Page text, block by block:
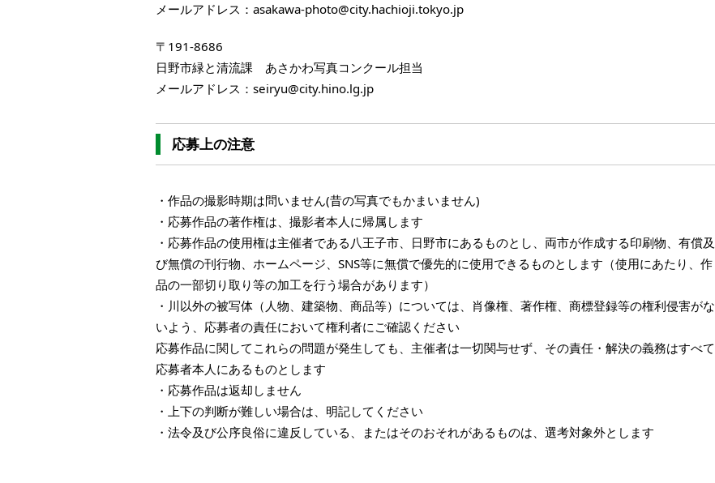
メールアドレス：asakawa-photo@city.hachioji.tokyo.jp
〒191-8686
日野市緑と清流課 あさかわ写真コンクール担当
メールアドレス：seiryu@city.hino.lg.jp
応募上の注意
・作品の撮影時期は問いません(昔の写真でもかまいません)
・応募作品の著作権は、撮影者本人に帰属します
・応募作品の使用権は主催者である八王子市、日野市にあるものとし、両市が作成する印刷物、有償及
び無償の刊行物、ホームページ、SNS等に無償で優先的に使用できるものとします（使用にあたり、作
品の一部切り取り等の加工を行う場合があります）
・川以外の被写体（人物、建築物、商品等）については、肖像権、著作権、商標登録等の権利侵害がな
いよう、応募者の責任において権利者にご確認ください
応募作品に関してこれらの問題が発生しても、主催者は一切関与せず、その責任・解決の義務はすべて
応募者本人にあるものとします
・応募作品は返却しません
・上下の判断が難しい場合は、明記してください
・法令及び公序良俗に違反している、またはそのおそれがあるものは、選考対象外とします